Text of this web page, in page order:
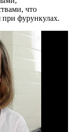
что
при фурункулах.